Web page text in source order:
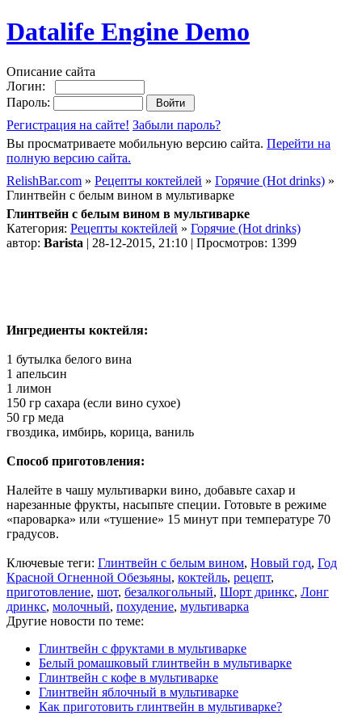
Datalife Engine Demo
Описание сайта
Логин:
Пароль:
Регистрация на сайте! Забыли пароль?
Вы просматриваете мобильную версию сайта. Перейти на
полную версию сайта.
RelishBar.com » Рецепты коктейлей » Горячие (Hot drinks) »
Глинтвейн с белым вином в мультиварке
Глинтвейн с белым вином в мультиварке
Категория: Рецепты коктейлей » Горячие (Hot drinks)
автор: Barista | 28-12-2015, 21:10 | Просмотров: 1399
Ингредиенты коктейля:
1 бутылка белого вина
1 апельсин
1 лимон
150 гр сахара (если вино сухое)
50 гр меда
гвоздика, имбирь, корица, ваниль
Способ приготовления:
Налейте в чашу мультиварки вино, добавьте сахар и
нарезанные фрукты, насыпьте специи. Готовьте в режиме
«пароварка» или «тушение» 15 минут при температуре 70
градусов.
Ключевые теги: Глинтвейн с белым вином, Новый год, Год
Красной Огненной Обезьяны, коктейль, рецепт,
приготовление, шот, безалкогольный, Шорт дринкс, Лонг
дринкс, молочный, похудение, мультиварка
Другие новости по теме:
Глинтвейн с фруктами в мультиварке
Белый ромашковый глинтвейн в мультиварке
Глинтвейн с кофе в мультиварке
Глинтвейн яблочный в мультиварке
Как приготовить глинтвейн в мультиварке?